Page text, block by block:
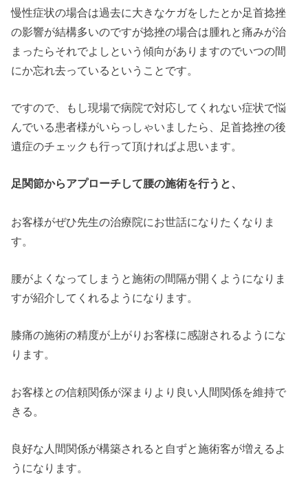
慢性症状の場合は過去に大きなケガをしたとか足首捻挫
の影響が結構多いのですが捻挫の場合は腫れと痛みが治
まったらそれでよしという傾向がありますのでいつの間
にか忘れ去っているということです。
ですので、もし現場で病院で対応してくれない症状で悩
んでいる患者様がいらっしゃいましたら、足首捻挫の後
遺症のチェックも行って頂ければよ思います。
足関節からアプローチして腰の施術を行うと、
お客様がぜひ先生の治療院にお世話になりたくなりま
す。
腰がよくなってしまうと施術の間隔が開くようになりま
すが紹介してくれるようになります。
膝痛の施術の精度が上がりお客様に感謝されるようにな
ります。
お客様との信頼関係が深まりより良い人間関係を維持で
きる。
良好な人間関係が構築されると自ずと施術客が増えるよ
うになります。